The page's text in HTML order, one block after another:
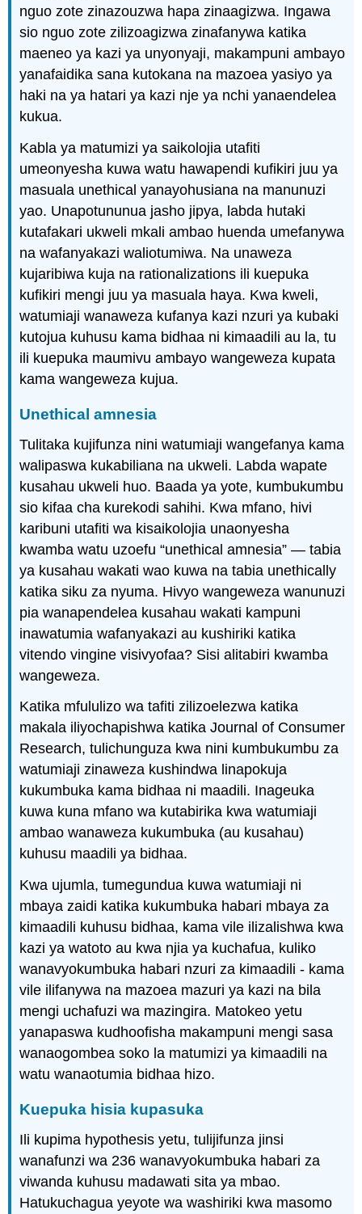
nguo zote zinazouzwa hapa zinaagizwa. Ingawa
sio nguo zote zilizoagizwa zinafanywa katika
maeneo ya kazi ya unyonyaji, makampuni ambayo
yanafaidika sana kutokana na mazoea yasiyo ya
haki na ya hatari ya kazi nje ya nchi yanaendelea
kukua.
Kabla ya matumizi ya saikolojia utafiti
umeonyesha kuwa watu hawapendi kufikiri juu ya
masuala unethical yanayohusiana na manunuzi
yao. Unapotununua jasho jipya, labda hutaki
kutafakari ukweli mkali ambao huenda umefanywa
na wafanyakazi waliotumiwa. Na unaweza
kujaribiwa kuja na rationalizations ili kuepuka
kufikiri mengi juu ya masuala haya. Kwa kweli,
watumiaji wanaweza kufanya kazi nzuri ya kubaki
kutojua kuhusu kama bidhaa ni kimaadili au la, tu
ili kuepuka maumivu ambayo wangeweza kupata
kama wangeweza kujua.
Unethical amnesia
Tulitaka kujifunza nini watumiaji wangefanya kama
walipaswa kukabiliana na ukweli. Labda wapate
kusahau ukweli huo. Baada ya yote, kumbukumbu
sio kifaa cha kurekodi sahihi. Kwa mfano, hivi
karibuni utafiti wa kisaikolojia unaonyesha
kwamba watu uzoefu “unethical amnesia” — tabia
ya kusahau wakati wao kuwa na tabia unethically
katika siku za nyuma. Hivyo wangeweza wanunuzi
pia wanapendelea kusahau wakati kampuni
inawatumia wafanyakazi au kushiriki katika
vitendo vingine visivyofaa? Sisi alitabiri kwamba
wangeweza.
Katika mfululizo wa tafiti zilizoelezwa katika
makala iliyochapishwa katika Journal of Consumer
Research, tulichunguza kwa nini kumbukumbu za
watumiaji zinaweza kushindwa linapokuja
kukumbuka kama bidhaa ni maadili. Inageuka
kuwa kuna mfano wa kutabirika kwa watumiaji
ambao wanaweza kukumbuka (au kusahau)
kuhusu maadili ya bidhaa.
Kwa ujumla, tumegundua kuwa watumiaji ni
mbaya zaidi katika kukumbuka habari mbaya za
kimaadili kuhusu bidhaa, kama vile ilizalishwa kwa
kazi ya watoto au kwa njia ya kuchafua, kuliko
wanavyokumbuka habari nzuri za kimaadili - kama
vile ilifanywa na mazoea mazuri ya kazi na bila
mengi uchafuzi wa mazingira. Matokeo yetu
yanapaswa kudhoofisha makampuni mengi sasa
wanaogombea soko la matumizi ya kimaadili na
watu wanaotumia bidhaa hizo.
Kuepuka hisia kupasuka
Ili kupima hypothesis yetu, tulijifunza jinsi
wanafunzi wa 236 wanavyokumbuka habari za
viwanda kuhusu madawati sita ya mbao.
Hatukuchagua yeyote wa washiriki kwa masomo